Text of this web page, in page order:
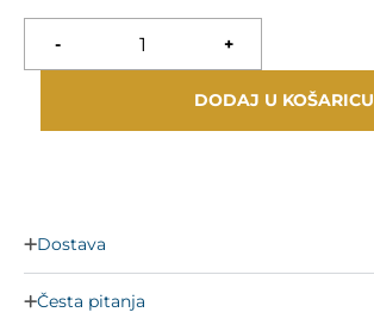
- +
DODAJ U KOŠARICU
Dostava
Česta pitanja